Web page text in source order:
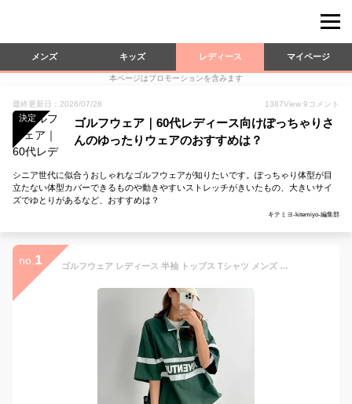
メンズ キッズ レディース マイページ
本ページはプロモーションを含みます
最終更新日：2026/07/28 1387View 9 コメント
決定
ゴルフウェア｜60代レディース向けぽっちゃりさ
んのゆったりウェアのおすすめは？
シニア世代に似合うおしゃれなゴルフウェアが知りたいです。ぽっちゃり体型が目
立たない体型カバーできるものや動きやすいストレッチがきいたもの、大きいサイ
ズでゆとりがあるなど、おすすめは？
キテミヨ-kitemiyo-編集部
no. 1 ゴルフウェア レディース 半袖 トップス Tシャツ メンズ ユニセックス ロゴ ライン 春 夏 春夏 ゆったり オーバーサイズ 防風 ジャケット ジャンパー ゴルフ スポーツ おしゃれ